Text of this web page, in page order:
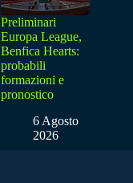
Preliminari
Europa League,
Benfica Hearts:
probabili
formazioni e
pronostico
6 Agosto
2026